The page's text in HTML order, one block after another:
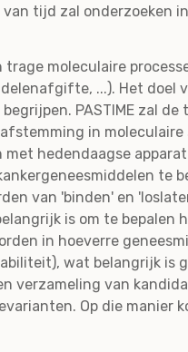
tijd zal onderzoeken
moleculaire
...). Het doel
PASTIME zal
in
hedendaagse
te
van 'binden' en
is om te bepalen
in hoeverre
wat belangrijk is
verzameling van
Op die manier